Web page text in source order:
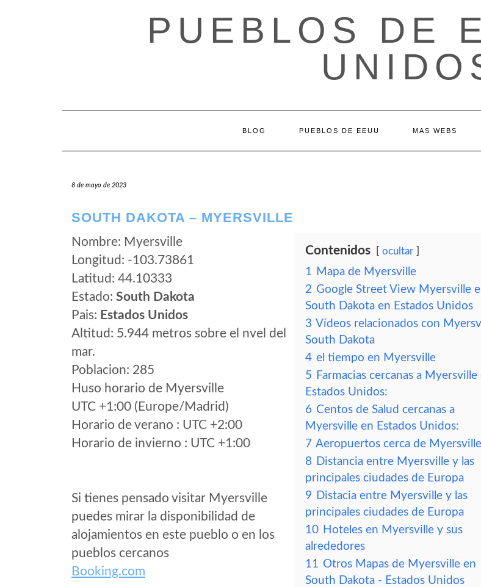
PUEBLOS DE
BLOG PUEBLOS DE EEUU MAS WEBS
8 de mayo de 2023
SOUTH DAKOTA – MYERSVILLE
Nombre: Myersville
Longitud: -103.73861
Latitud: 44.10333
Estado: South Dakota
Pais: Estados Unidos
Altitud: 5.944 metros sobre el nvel del
mar.
Poblacion: 285
Huso horario de Myersville
UTC +1:00 (Europe/Madrid)
Horario de verano : UTC +2:00
Horario de invierno : UTC +1:00
Si tienes pensado visitar Myersville
puedes mirar la disponibilidad de
alojamientos en este pueblo o en los
pueblos cercanos
Booking.com
Contenidos ocultar
1 Mapa de Myersville
2 Google Street View Myersville
South Dakota en Estados Unidos
3 Vídeos relacionados con
South Dakota
4 el tiempo en Myersville
5 Farmacias cercanas a Myersville
Estados Unidos:
6 Centos de Salud cercanas a
Myersville en Estados Unidos:
7 Aeropuertos cerca de Myersville
8 Distancia entre Myersville y las
principales ciudades de Europa
9 Distacia entre Myersville y las
principales ciudades de Europa
10 Hoteles en Myersville y sus
alrededores
11 Otros Mapas de Myersville en
South Dakota - Estados Unidos